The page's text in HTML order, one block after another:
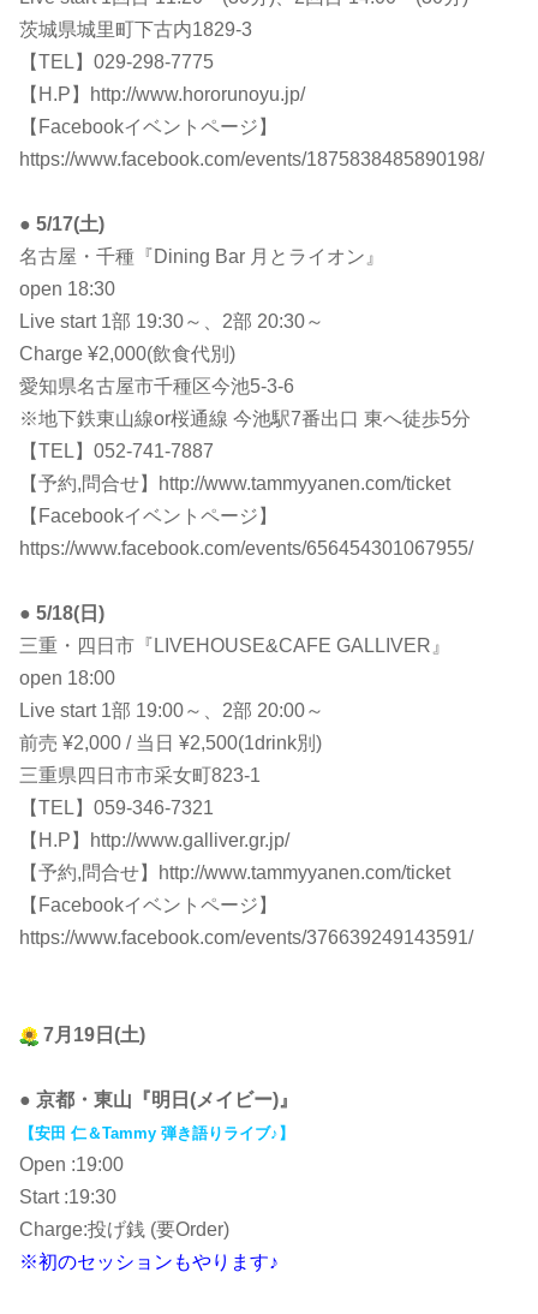
茨城県城里町下古内1829-3
【TEL】029-298-7775
【H.P】http://www.hororunoyu.jp/
【Facebookイベントページ】
https://www.facebook.com/events/1875838485890198/
● 5/17(土)
名古屋・千種『Dining Bar 月とライオン』
open 18:30
Live start 1部 19:30～、2部 20:30～
Charge ¥2,000(飲食代別)
愛知県名古屋市千種区今池5-3-6
※地下鉄東山線or桜通線 今池駅7番出口 東へ徒歩5分
【TEL】052-741-7887
【予約,問合せ】http://www.tammyyanen.com/ticket
【Facebookイベントページ】
https://www.facebook.com/events/656454301067955/
● 5/18(日)
三重・四日市『LIVEHOUSE&CAFE GALLIVER』
open 18:00
Live start 1部 19:00～、2部 20:00～
前売 ¥2,000 / 当日 ¥2,500(1drink別)
三重県四日市市采女町823-1
【TEL】059-346-7321
【H.P】http://www.galliver.gr.jp/
【予約,問合せ】http://www.tammyyanen.com/ticket
【Facebookイベントページ】
https://www.facebook.com/events/376639249143591/
7月19日(土)
● 京都・東山『明日(メイビー)』
【安田 仁＆Tammy 弾き語りライブ♪】
Open :19:00
Start :19:30
Charge:投げ銭 (要Order)
※初のセッションもやります♪